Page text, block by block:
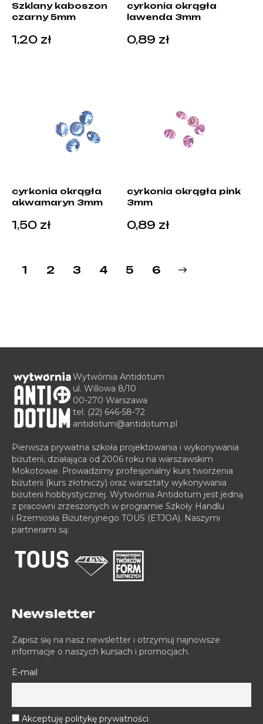
Szklany kaboszon
czarny 5mm
1,20 zł
cyrkonia okrągła
lawenda 3mm
0,89 zł
cyrkonia okrągła
akwamaryn 3mm
1,50 zł
cyrkonia okrągła pink
3mm
0,89 zł
1 2 3 4 5 6
→
Wytwórnia Antidotum
ul. Willowa 8/10
00-270 Warszawa
tel. (22) 646-58-72
antidotum@antidotum.pl
Pierwsza prywatna szkoła projektowania i wykonywania
biżuterii, działająca od 2006 roku na warszawskim
Mokotowie. Prowadzimy profesjonalny kurs tworzenia
biżuterii (kurs złotniczy) oraz warsztaty wykonywania
biżuterii hobbystycznej. Wytwórnia Antidotum jest jedną
z pracowni zrzeszonych w programie Szkoły Handlu
i Rzemiosła Biżuteryjnego TOUS (ETJOA). Naszymi
partnerami są:
Newsletter
Zapisz się na nasz newsletter i otrzymuj najnowsze
informacje o naszych kursach i promocjach.
E-mail
Akceptuję politykę prywatności